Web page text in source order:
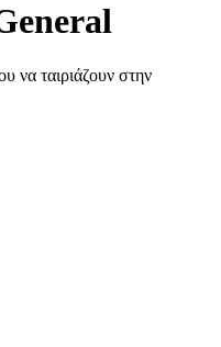
να ταιριάζουν στην